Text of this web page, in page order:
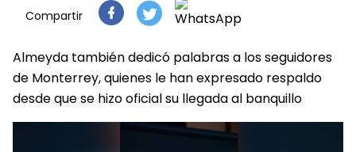
Compartir
Almeyda también dedicó palabras a los seguidores
de Monterrey, quienes le han expresado respaldo
desde que se hizo oficial su llegada al banquillo